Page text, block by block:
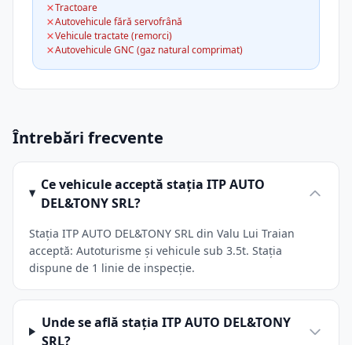
Tractoare
Autovehicule fără servofrână
Vehicule tractate (remorci)
Autovehicule GNC (gaz natural comprimat)
Întrebări frecvente
Ce vehicule acceptă stația ITP AUTO
DEL&TONY SRL?
Stația ITP AUTO DEL&TONY SRL din Valu Lui Traian
acceptă: Autoturisme și vehicule sub 3.5t. Stația
dispune de 1 linie de inspecție.
Unde se află stația ITP AUTO DEL&TONY
SRL?